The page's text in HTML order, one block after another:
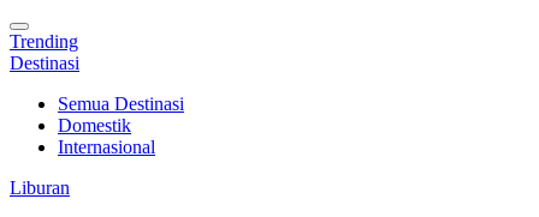
Trending
Destinasi
Semua Destinasi
Domestik
Internasional
Liburan